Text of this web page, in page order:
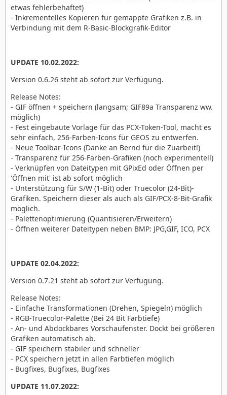
etwas fehlerbehaftet)
- Inkrementelles Kopieren für gemappte Grafiken z.B. in
Verbindung mit dem R-Basic-Blockgrafik-Editor
UPDATE 10.02.2022:
Version 0.6.26 steht ab sofort zur Verfügung.
Release Notes:
- GIF öffnen + speichern (langsam; GIF89a Transparenz ww.
möglich)
- Fest eingebaute Vorlage für das PCX-Token-Tool, macht es
sehr einfach, 256-Farben-Icons für GEOS zu entwerfen.
- Neue Toolbar-Icons (Danke an Bernd für die Zuarbeit!)
- Transparenz für 256-Farben-Grafiken (noch experimentell)
- Verknüpfen von Dateitypen mit GPixEd oder Öffnen per
'Öffnen mit' ist ab sofort möglich
- Unterstützung für S/W (1-Bit) oder Truecolor (24-Bit)-
Grafiken. Speichern dieser als auch als GIF/PCX-8-Bit-Grafik
möglich.
- Palettenoptimierung (Quantisieren/Erweitern)
- Öffnen weiterer Dateitypen neben BMP: JPG,GIF, ICO, PCX
UPDATE 02.04.2022:
Version 0.7.21 steht ab sofort zur Verfügung.
Release Notes:
- Einfache Transformationen (Drehen, Spiegeln) möglich
- RGB-Truecolor-Palette (Bei 24 Bit Farbtiefe)
- An- und Abdockbares Vorschaufenster. Dockt bei größeren
Grafiken automatisch ab.
- GIF speichern stabiler und schneller
- PCX speichern jetzt in allen Farbtiefen möglich
- Bugfixes, Bugfixes, Bugfixes
UPDATE 11.07.2022: